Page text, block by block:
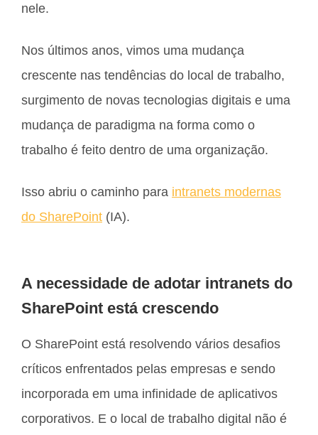
nele.
Nos últimos anos, vimos uma mudança
crescente nas tendências do local de trabalho,
surgimento de novas tecnologias digitais e uma
mudança de paradigma na forma como o
trabalho é feito dentro de uma organização.
Isso abriu o caminho para intranets modernas
do SharePoint (IA).
A necessidade de adotar intranets do
SharePoint está crescendo
O SharePoint está resolvendo vários desafios
críticos enfrentados pelas empresas e sendo
incorporada em uma infinidade de aplicativos
corporativos. E o local de trabalho digital não é